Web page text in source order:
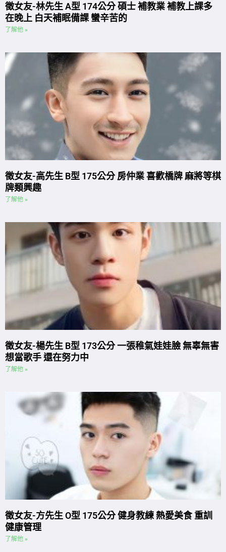
徵女友-林先生 A型 174公分 碩士 補教業 補教上課多
在晚上 白天補眠備課 蠻辛苦的
了解他 »
徵女友-高先生 B型 175公分 房仲業 喜歡橋牌 麻將等棋
牌類興趣
了解他 »
徵女友-楊先生 B型 173公分 一張稚氣娃娃臉 無辜無害
想當歌手 還在努力中
了解他 »
徵女友-方先生 O型 175公分 健身教練 熱愛美食 重訓
健康管理
了解他 »